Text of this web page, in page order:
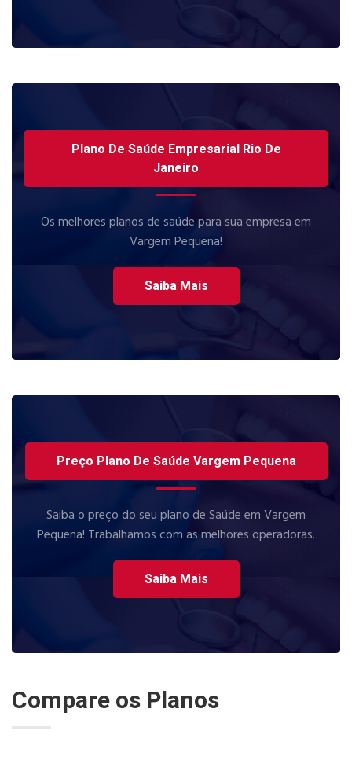
Plano De Saúde Empresarial Rio De
Janeiro
Os melhores planos de saúde para sua empresa em
Vargem Pequena!
Saiba Mais
Preço Plano De Saúde Vargem Pequena
Saiba o preço do seu plano de Saúde em Vargem
Pequena! Trabalhamos com as melhores operadoras.
Saiba Mais
Compare os Planos